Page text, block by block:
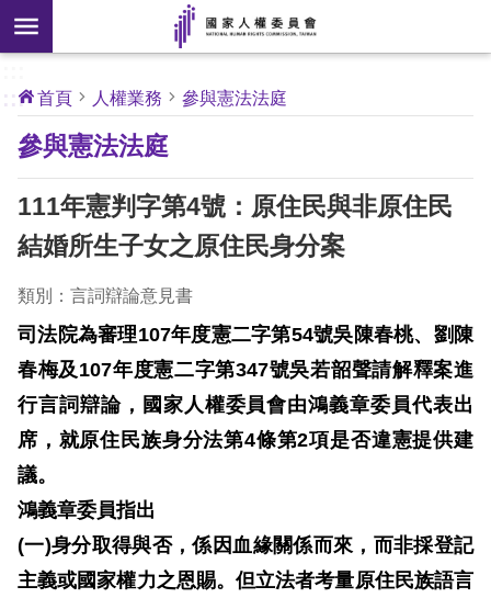
前往主要內容區塊
搜
尋
開
新
核
心
人
權
公
約
關
於
本
會
最
新
消
息
人
權
:::
首頁 人權業務 參與憲法法庭
參與憲法法庭
111年憲判字第4號：原住民與非原住民
結婚所生子女之原住民身分案
類別：言詞辯論意見書
司法院為審理107年度憲二字第54號吳陳春桃、劉陳
春梅及 107年度憲二字第347號吳若韶聲請解釋案進
行言詞辯論，國家人權委員會由鴻義章委員代表出
席，就原住民族身分法第4條第2項是否違憲提供建
議。
鴻義章委員指出
(一)身分取得與否，係因血緣關係而來，而非採登記
主義或國家權力之恩賜。但立法者考量原住民族語言